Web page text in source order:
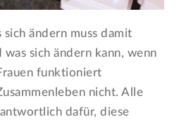
ändern muss damit
was sich ändern kann, wenn
funktioniert
nicht. Alle
dafür, diese